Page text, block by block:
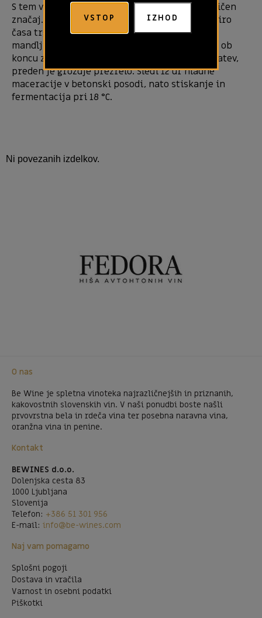
VSTOP IZHOD
S tem vinom smo poskušali doseči čim bolj tipičen
značaj. To dosežemo v vinogradu s popolno izbiro
časa trgatve. Želimo doseči tipično aromo po
mandljih, zato moramo grozdje obrati povsem ob
koncu zorenja. Na voljo imate le dva dni za trgatev,
preden je grozdje prezrelo. Sledi 12 ur hladne
maceracije v betonski posodi, nato stiskanje in
fermentacija pri 18 °C.
Ni povezanih izdelkov.
O nas
Be Wine je spletna vinoteka najrazličnejših in priznanih,
kakovostnih slovenskih vin. V naši ponudbi boste našli
prvovrstna bela in rdeča vina ter posebna naravna vina,
oranžna vina in penine.
Kontakt
BEWINES d.o.o.
Dolenjska cesta 83
1000 Ljubljana
Slovenija
Telefon: +386 51 301 956
E-mail: info@be-wines.com
Naj vam pomagamo
Splošni pogoji
Dostava in vračila
Varnost in osebni podatki
Piškotki